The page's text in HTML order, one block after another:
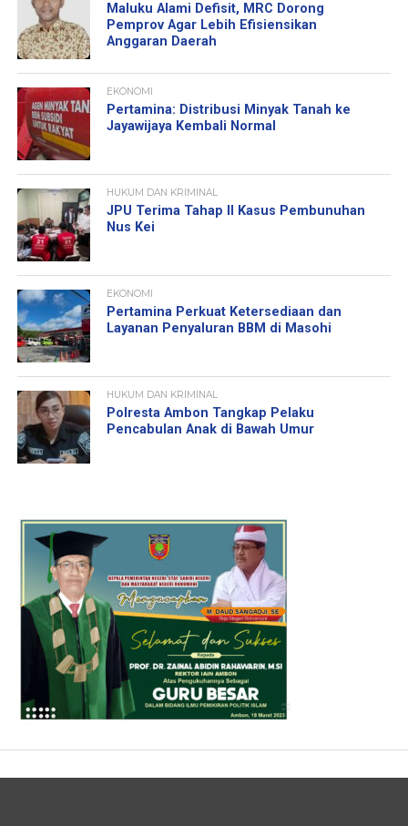
Maluku Alami Defisit, MRC Dorong
Pemprov Agar Lebih Efisiensikan
Anggaran Daerah
EKONOMI
Pertamina: Distribusi Minyak Tanah ke
Jayawijaya Kembali Normal
HUKUM DAN KRIMINAL
JPU Terima Tahap II Kasus Pembunuhan
Nus Kei
EKONOMI
Pertamina Perkuat Ketersediaan dan
Layanan Penyaluran BBM di Masohi
HUKUM DAN KRIMINAL
Polresta Ambon Tangkap Pelaku
Pencabulan Anak di Bawah Umur